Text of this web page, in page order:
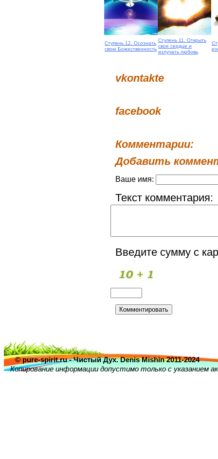
Ступень 12. Осознать
свою Божественность
Ступень 11. Открыть
свое сердце и
излучать любовь
vkontakte
facebook
Комментарии:
Добавить
Ваше имя:
Текст комментария:
Введите сумму с
© pure-spirit.ru - Чистый Дух. Denis Mishin 2011-2024
Копирование информации допустимо только с указанием